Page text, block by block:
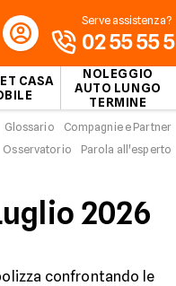
CASA
NOLEGGIO
AUTO LUNGO
TERMINE
Serve assistenza?
02 55 55 5
Glossario
Compagnie e Partner
Osservatorio
Parola all'esperto
2026
confrontando le